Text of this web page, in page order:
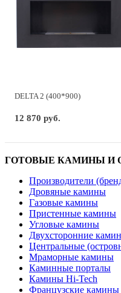
DELTA 2 (400*900)
12 870 руб.
ГОТОВЫЕ КАМИНЫ И
Производители
Дровяные камины
Газовые камины
Пристенные камины
Угловые камины
Двухсторонние
Центральные
Мраморные камины
Каминные порталы
Камины Hi-Tech
Французские камины